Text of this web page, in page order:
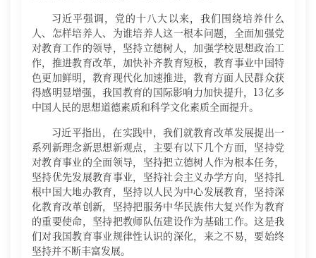
习近平强调，党的十八大以来，我们围绕培养什么
人、怎样培养人、为谁培养人这一根本问题，全面加强党
对教育工作的领导，坚持立德树人，加强学校思想政治工
作，推进教育改革，加快补齐教育短板，教育事业中国特
色更加鲜明，教育现代化加速推进，教育方面人民群众获
得感明显增强，我国教育的国际影响力加快提升，13亿多
中国人民的思想道德素质和科学文化素质全面提升。
习近平指出，在实践中，我们就教育改革发展提出一
系列新理念新思想新观点，主要有以下几个方面，坚持党
对教育事业的全面领导，坚持把立德树人作为根本任务，
坚持优先发展教育事业，坚持社会主义办学方向，坚持扎
根中国大地办教育，坚持以人民为中心发展教育，坚持深
化教育改革创新，坚持把服务中华民族伟大复兴作为教育
的重要使命，坚持把教师队伍建设作为基础工作。这是我
们对我国教育事业规律性认识的深化，来之不易，要始终
坚持并不断丰富发展。